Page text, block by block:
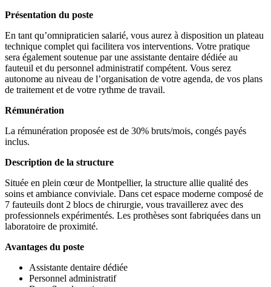
Présentation du poste
En tant qu’omnipraticien salarié, vous aurez à disposition un plateau
technique complet qui facilitera vos interventions. Votre pratique
sera également soutenue par une assistante dentaire dédiée au
fauteuil et du personnel administratif compétent. Vous serez
autonome au niveau de l’organisation de votre agenda, de vos plans
de traitement et de votre rythme de travail.
Rémunération
La rémunération proposée est de 30% bruts/mois, congés payés
inclus.
Description de la structure
Située en plein cœur de Montpellier, la structure allie qualité des
soins et ambiance conviviale. Dans cet espace moderne composé de
7 fauteuils dont 2 blocs de chirurgie, vous travaillerez avec des
professionnels expérimentés. Les prothèses sont fabriquées dans un
laboratoire de proximité.
Avantages du poste
Assistante dentaire dédiée
Personnel administratif